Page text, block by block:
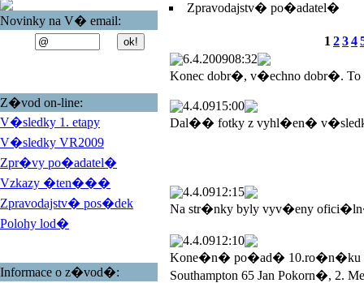
Novinky na V� email:
Z�vod on-line:
V�sledky 1. etapy
V�sledky VR2009
Zpr�vy po�adatel�
Vzkazy �ten���
Zpravodajstv� pos�dek
Polohy lod�
Informace o z�vod�:
Zpravodajstv� po�adatel�
1 234
6.4.200908:32
Konec dobr�, v�echno dobr�.
4.4.0915:00
Dal�� fotky z vyhl�en�
4.4.0912:15
Na str�nky byly vyv�eny
4.4.0912:10
Kone�n� po�ad� 10.ro�n�ku
Southampton 65 Jan Pokorn�,